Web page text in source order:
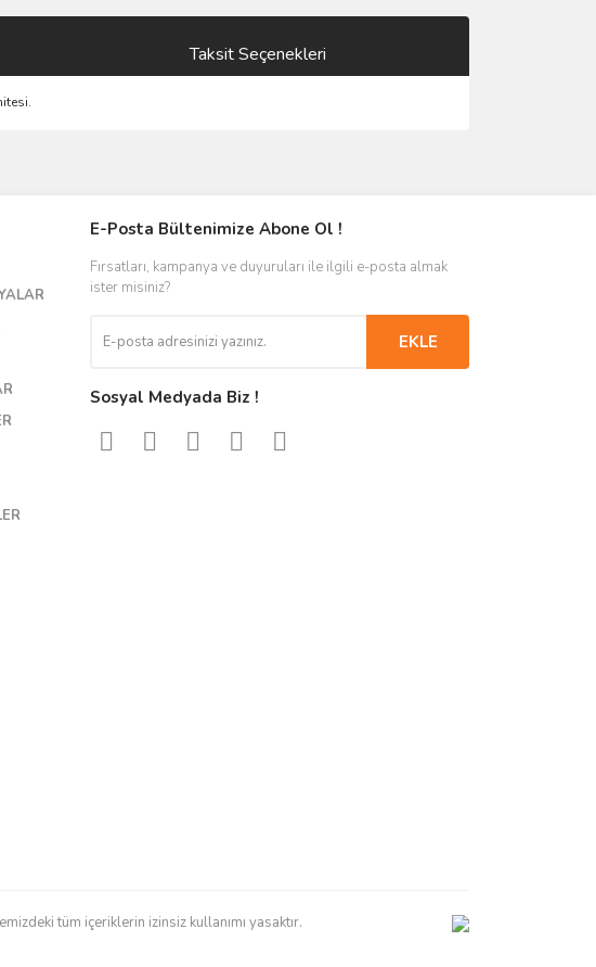
Taksit Seçenekleri
E-Posta Bültenimize Abone Ol !
Fırsatları, kampanya ve duyuruları ile ilgili e-posta almak
ister misiniz?
EKLE
Sosyal Medyada Biz !
tüm içeriklerin izinsiz kullanımı yasaktır.